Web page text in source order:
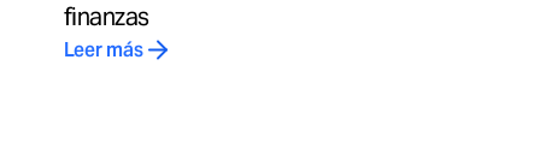
finanzas
Leer más